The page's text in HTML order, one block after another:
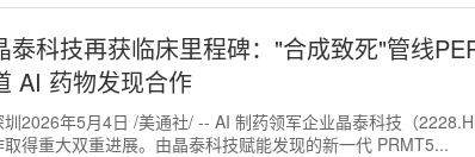
泰科技再获临床里程碑："合成致死"管线
AI 药物发现合作
圳2026年5月4日 /美通社/ -- AI 制药领军企业晶泰科技（
取得重大双重进展。由晶泰科技赋能发现的新一代 PRMT5...